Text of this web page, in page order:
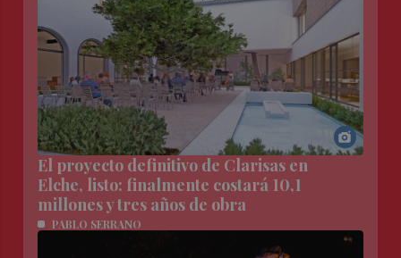
El proyecto definitivo de Clarisas en
Elche, listo: finalmente costará 10,1
millones y tres años de obra
PABLO SERRANO